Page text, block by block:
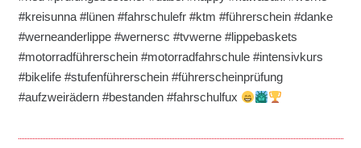
#kreisunna #lünen #fahrschulefr #ktm #führerschein #danke
#werneanderlippe #wernersc #tvwerne #lippebaskets
#motorradführerschein #motorradfahrschule #intensivkurs
#bikelife #stufenführerschein #führerscheinprüfung
#aufzweirädern #bestanden #fahrschulfux